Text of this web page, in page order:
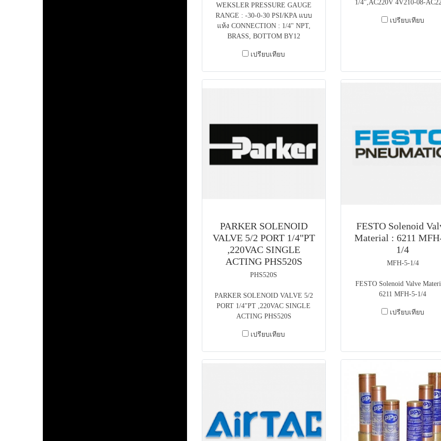
WEKSLER PRESSURE GAUGE
RANGE : -30-0-30 PSI/KPA แบบ
แห้ง CONNECTION : 1/4" NPT,
BRASS, BOTTOM BY12
เปรียบเทียบ
1/4",AC220V 4V210-08-
เปรียบเทียบ
PARKER SOLENOID
VALVE 5/2 PORT 1/4"PT
,220VAC SINGLE
ACTING PHS520S
PHS520S
PARKER SOLENOID VALVE 5/2
PORT 1/4"PT ,220VAC SINGLE
ACTING PHS520S
เปรียบเทียบ
FESTO Solenoid
Material : 6211
1/4
MFH-5-1/4
FESTO Solenoid Valve
6211 MFH-5-1/4
เปรียบเทียบ